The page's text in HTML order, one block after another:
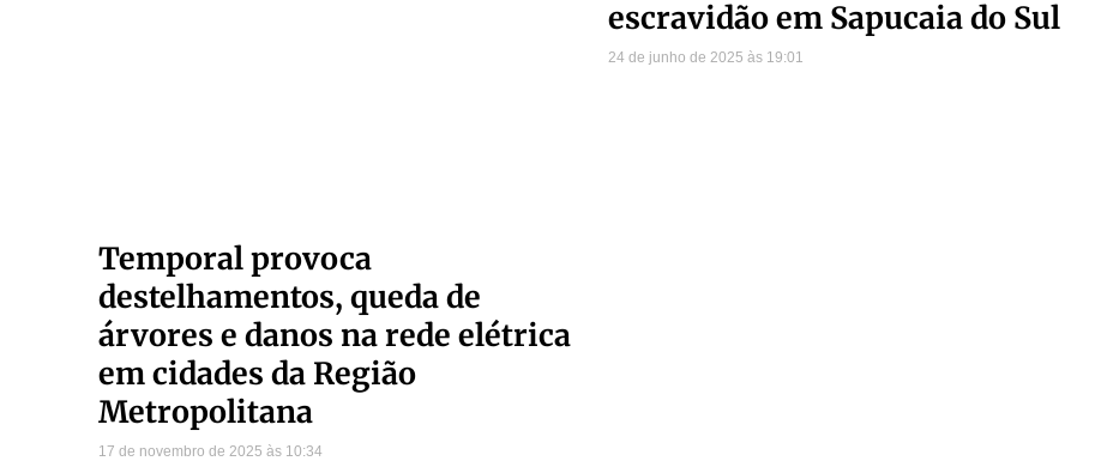
Temporal provoca
destelhamentos, queda de
árvores e danos na rede elétrica
em cidades da Região
Metropolitana
17 de novembro de 2025 10:34
escravidão em Sapucaia do Sul
24 de junho de 2025 19:01